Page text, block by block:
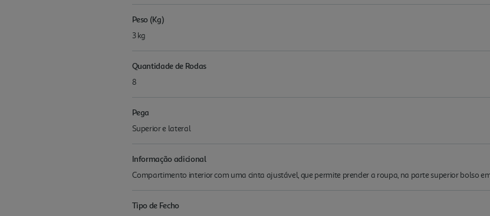
Peso (Kg)
3 kg
Quantidade de Rodas
8
Pega
Superior e lateral
Informação adicional
Compartimento interior com uma cinta ajustável, que permite prender a roupa, na parte superior bolso
Tipo de Fecho